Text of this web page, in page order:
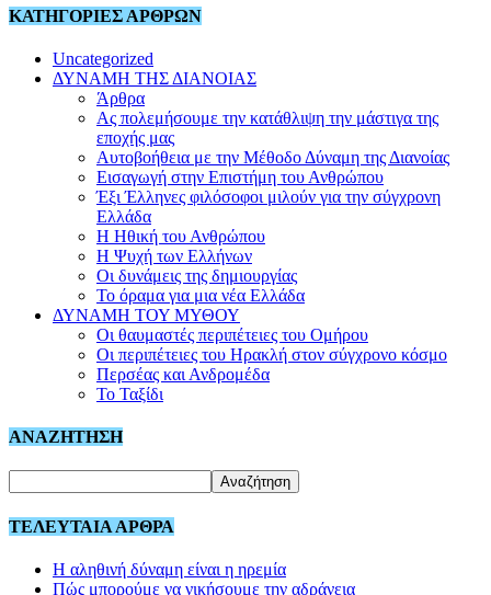
ΚΑΤΗΓΟΡΙΕΣ ΑΡΘΡΩΝ
Uncategorized
ΔΥΝΑΜΗ ΤΗΣ ΔΙΑΝΟΙΑΣ
Άρθρα
Ας πολεμήσουμε την κατάθλιψη την μάστιγα της
εποχής μας
Αυτοβοήθεια με την Μέθοδο Δύναμη της Διανοίας
Εισαγωγή στην Επιστήμη του Ανθρώπου
Έξι Έλληνες φιλόσοφοι μιλούν για την σύγχρονη
Ελλάδα
Η Ηθική του Ανθρώπου
Η Ψυχή των Ελλήνων
Οι δυνάμεις της δημιουργίας
Το όραμα για μια νέα Ελλάδα
ΔΥΝΑΜΗ ΤΟΥ ΜΥΘΟΥ
Οι θαυμαστές περιπέτειες του Ομήρου
Οι περιπέτειες του Ηρακλή στον σύγχρονο κόσμο
Περσέας και Ανδρομέδα
Το Ταξίδι
ΑΝΑΖΗΤΗΣΗ
ΤΕΛΕΥΤΑΙΑ ΑΡΘΡΑ
Η αληθινή δύναμη είναι η ηρεμία
Πώς μπορούμε να νικήσουμε την αδράνεια